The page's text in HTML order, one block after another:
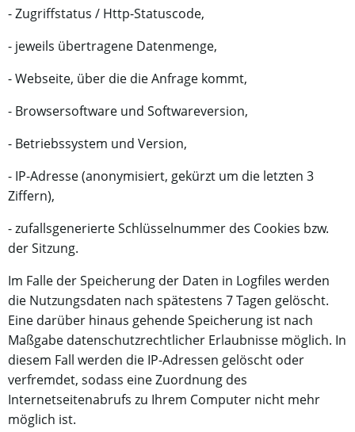
- Zugriffstatus / Http-Statuscode,
- jeweils übertragene Datenmenge,
- Webseite, über die die Anfrage kommt,
- Browsersoftware und Softwareversion,
- Betriebssystem und Version,
- IP-Adresse (anonymisiert, gekürzt um die letzten 3
Ziffern),
- zufallsgenerierte Schlüsselnummer des Cookies bzw.
der Sitzung.
Im Falle der Speicherung der Daten in Logfiles werden
die Nutzungsdaten nach spätestens 7 Tagen gelöscht.
Eine darüber hinaus gehende Speicherung ist nach
Maßgabe datenschutzrechtlicher Erlaubnisse möglich. In
diesem Fall werden die IP-Adressen gelöscht oder
verfremdet, sodass eine Zuordnung des
Internetseitenabrufs zu Ihrem Computer nicht mehr
möglich ist.